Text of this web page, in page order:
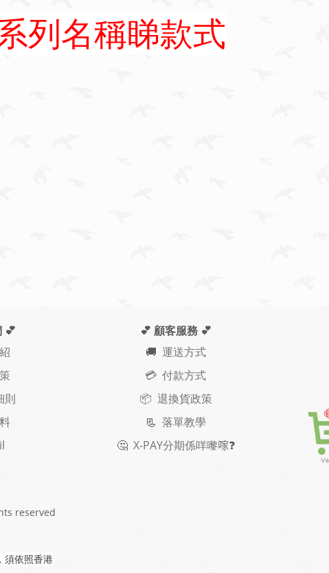
列名稱睇款式
💕
則
💕 顧客服務 💕
🚚 運送方式
💳 付款方式
📦 退換貨政策
📃 落單教學
🤔 X-PAY分期係咩嚟𠺢❓
reserved
須依照香港